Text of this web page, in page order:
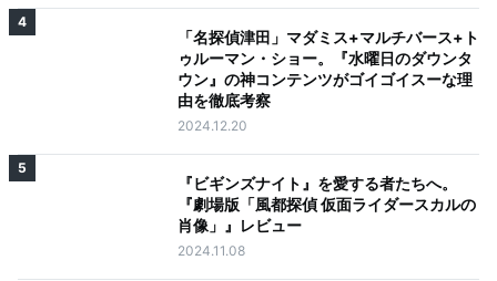
4
「名探偵津田」マダミス+マルチバース+ト
ゥルーマン・ショー。『水曜日のダウンタ
ウン』の神コンテンツがゴイゴイスーな理
由を徹底考察
2024.12.20
5
『ビギンズナイト』を愛する者たちへ。
『劇場版「風都探偵 仮面ライダースカルの
肖像」』レビュー
2024.11.08